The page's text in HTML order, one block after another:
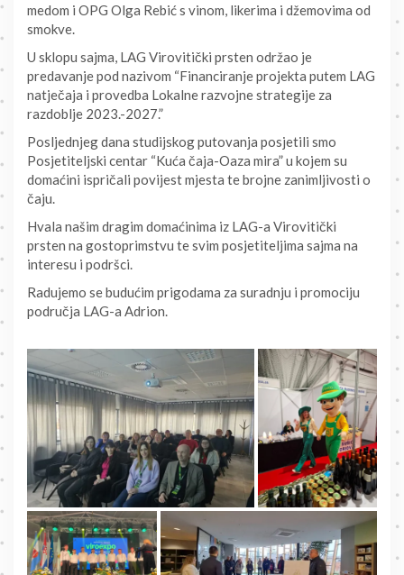
medom i OPG Olga Rebić s vinom, likerima i džemovima od
smokve.
U sklopu sajma, LAG Virovitički prsten održao je
predavanje pod nazivom “Financiranje projekta putem LAG
natječaja i provedba Lokalne razvojne strategije za
razdoblje 2023.-2027.”
Posljednjeg dana studijskog putovanja posjetili smo
Posjetiteljski centar “Kuća čaja-Oaza mira” u kojem su
domaćini ispričali povijest mjesta te brojne zanimljivosti o
čaju.
Hvala našim dragim domaćinima iz LAG-a Virovitički
prsten na gostoprimstvu te svim posjetiteljima sajma na
interesu i podršci.
Radujemo se budućim prigodama za suradnju i promociju
područja LAG-a Adrion.